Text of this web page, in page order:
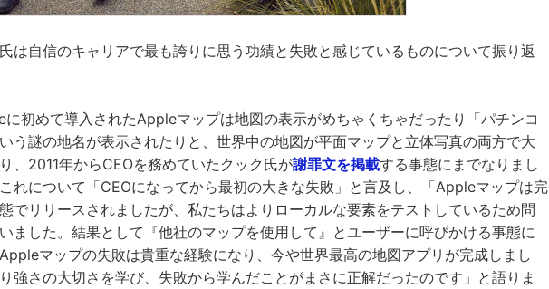
は自信のキャリアで最も誇りに思う功績と失敗と感じているものについて振り返
初めて導入されたAppleマップは地図の表示がめちゃくちゃだったり「パチンコ
う謎の地名が表示されたりと、世界中の地図が平面マップと立体写真の両方で大
、2011年からCEOを務めていたクック氏が謝罪文を掲載する事態にまでなりまし
れについて「CEOになってから最初の大きな失敗」と言及し、「Appleマップは完
でリリースされましたが、私たちはよりローカルな要素をテストしているため問
ました。結果として『他社のマップを使用して』とユーザーに呼びかける事態に
マップの失敗は貴重な経験になり、今や世界最高の地図アプリが完成しまし
強さの大切さを学び、失敗から学んだことがまさに正解だったのです」と語りま